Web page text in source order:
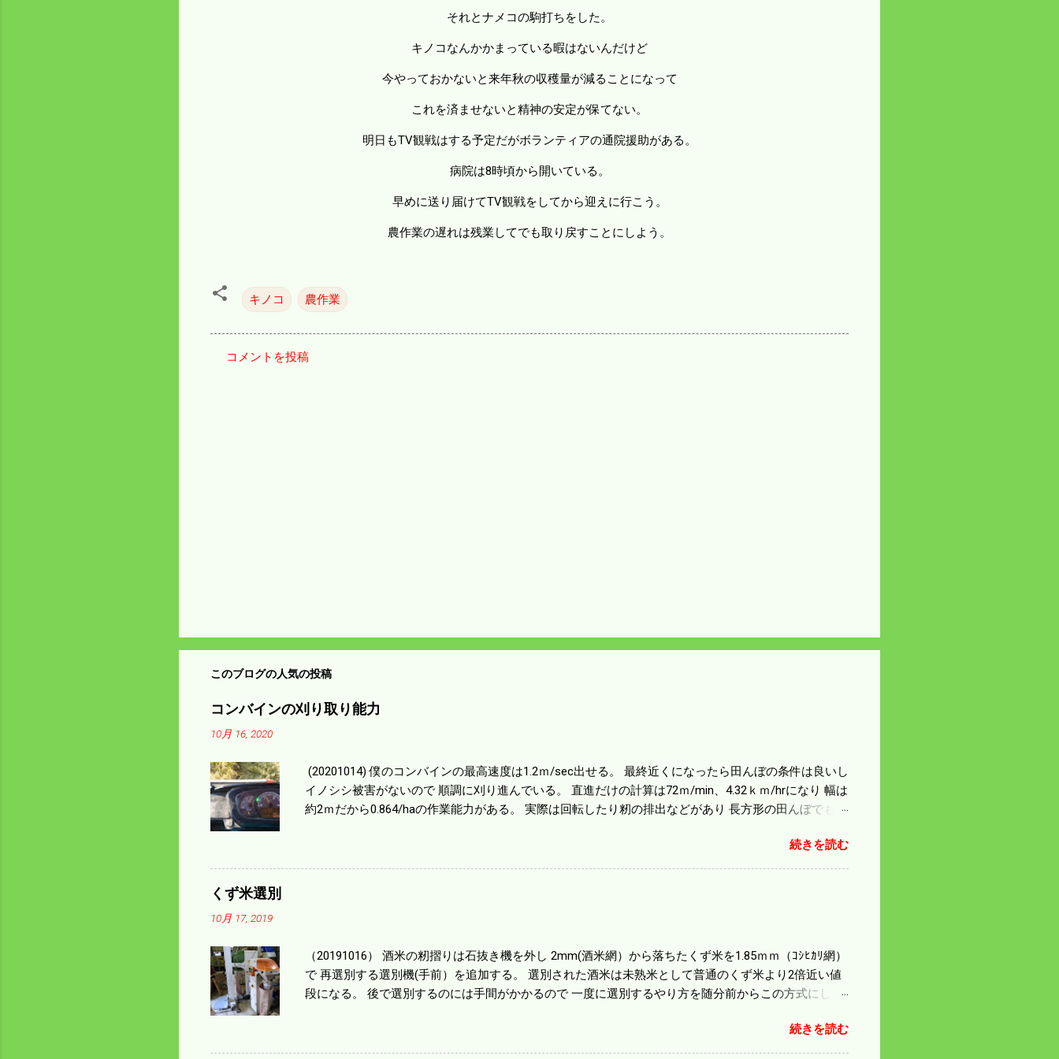
それとナメコの駒打ちをした。
キノコなんかかまっている暇はないんだけど
今やっておかないと来年秋の収穫量が減ることになって
これを済ませないと精神の安定が保てない。
明日もTV観戦はする予定だがボランティアの通院援助がある。
病院は8時頃から開いている。
早めに送り届けてTV観戦をしてから迎えに行こう。
農作業の遅れは残業してでも取り戻すことにしよう。
キノコ 農作業
コメントを投稿
このブログの人気の投稿
コンバインの刈り取り能力
10月 16, 2020
(20201014) 僕のコンバインの最高速度は1.2ｍ/sec出せる。 最終近くになったら田んぼの条件は良いし
イノシシ被害がないので 順調に刈り進んでいる。 直進だけの計算は72ｍ/min、4.32ｋｍ/hrになり 幅は
約2ｍだから0.864/haの作業能力がある。 実際は回転したり籾の排出などがあり 長方形の田んぼでも
ｃｍ速いのがあったが 籾の運搬や乾燥機の容量、籾摺りの能力などのバランスの問題で 今の機種で満
足している。 というより買った時はまだ耕作面積が少なく手が出せ 無かったのが本音だ。 4条刈りで
続きを読む
くず米選別
10月 17, 2019
（20191016） 酒米の籾摺りは石抜き機を外し 2mm(酒米網）から落ちたくず米を1.85ｍｍ（ｺｼﾋｶﾘ網）
で 再選別する選別機(手前）を追加する。 選別された酒米は未熟米として普通のくず米より2倍近い値
段になる。 後で選別するのには手間がかかるので 一度に選別するやり方を随分前からこの方式にし
る。 籾摺りをしていてくず米の袋の交換はラインを止めるほど忙しい。 広島県の作況指数は98だとい
う。 実感としては90が正しいと思うが こんな年はくず米が多い。 食協という米を扱う会社の社員が言
続きを読む